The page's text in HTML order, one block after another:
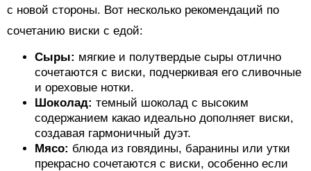
с новой стороны. Вот несколько рекомендаций по
сочетанию виски с едой:
Сыры: мягкие и полутвердые сыры отлично
сочетаются с виски, подчеркивая его сливочные
и ореховые нотки.
Шоколад: темный шоколад с высоким
содержанием какао идеально дополняет виски,
создавая гармоничный дуэт.
Мясо: блюда из говядины, баранины или утки
прекрасно сочетаются с виски, особенно если